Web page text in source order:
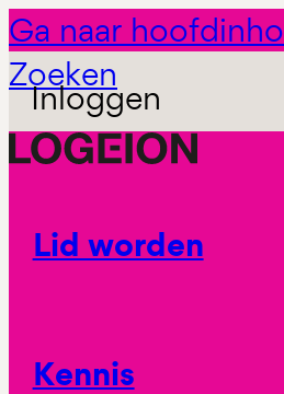
Ga naar
Zoeken
Inloggen
Lid worden
Kennis